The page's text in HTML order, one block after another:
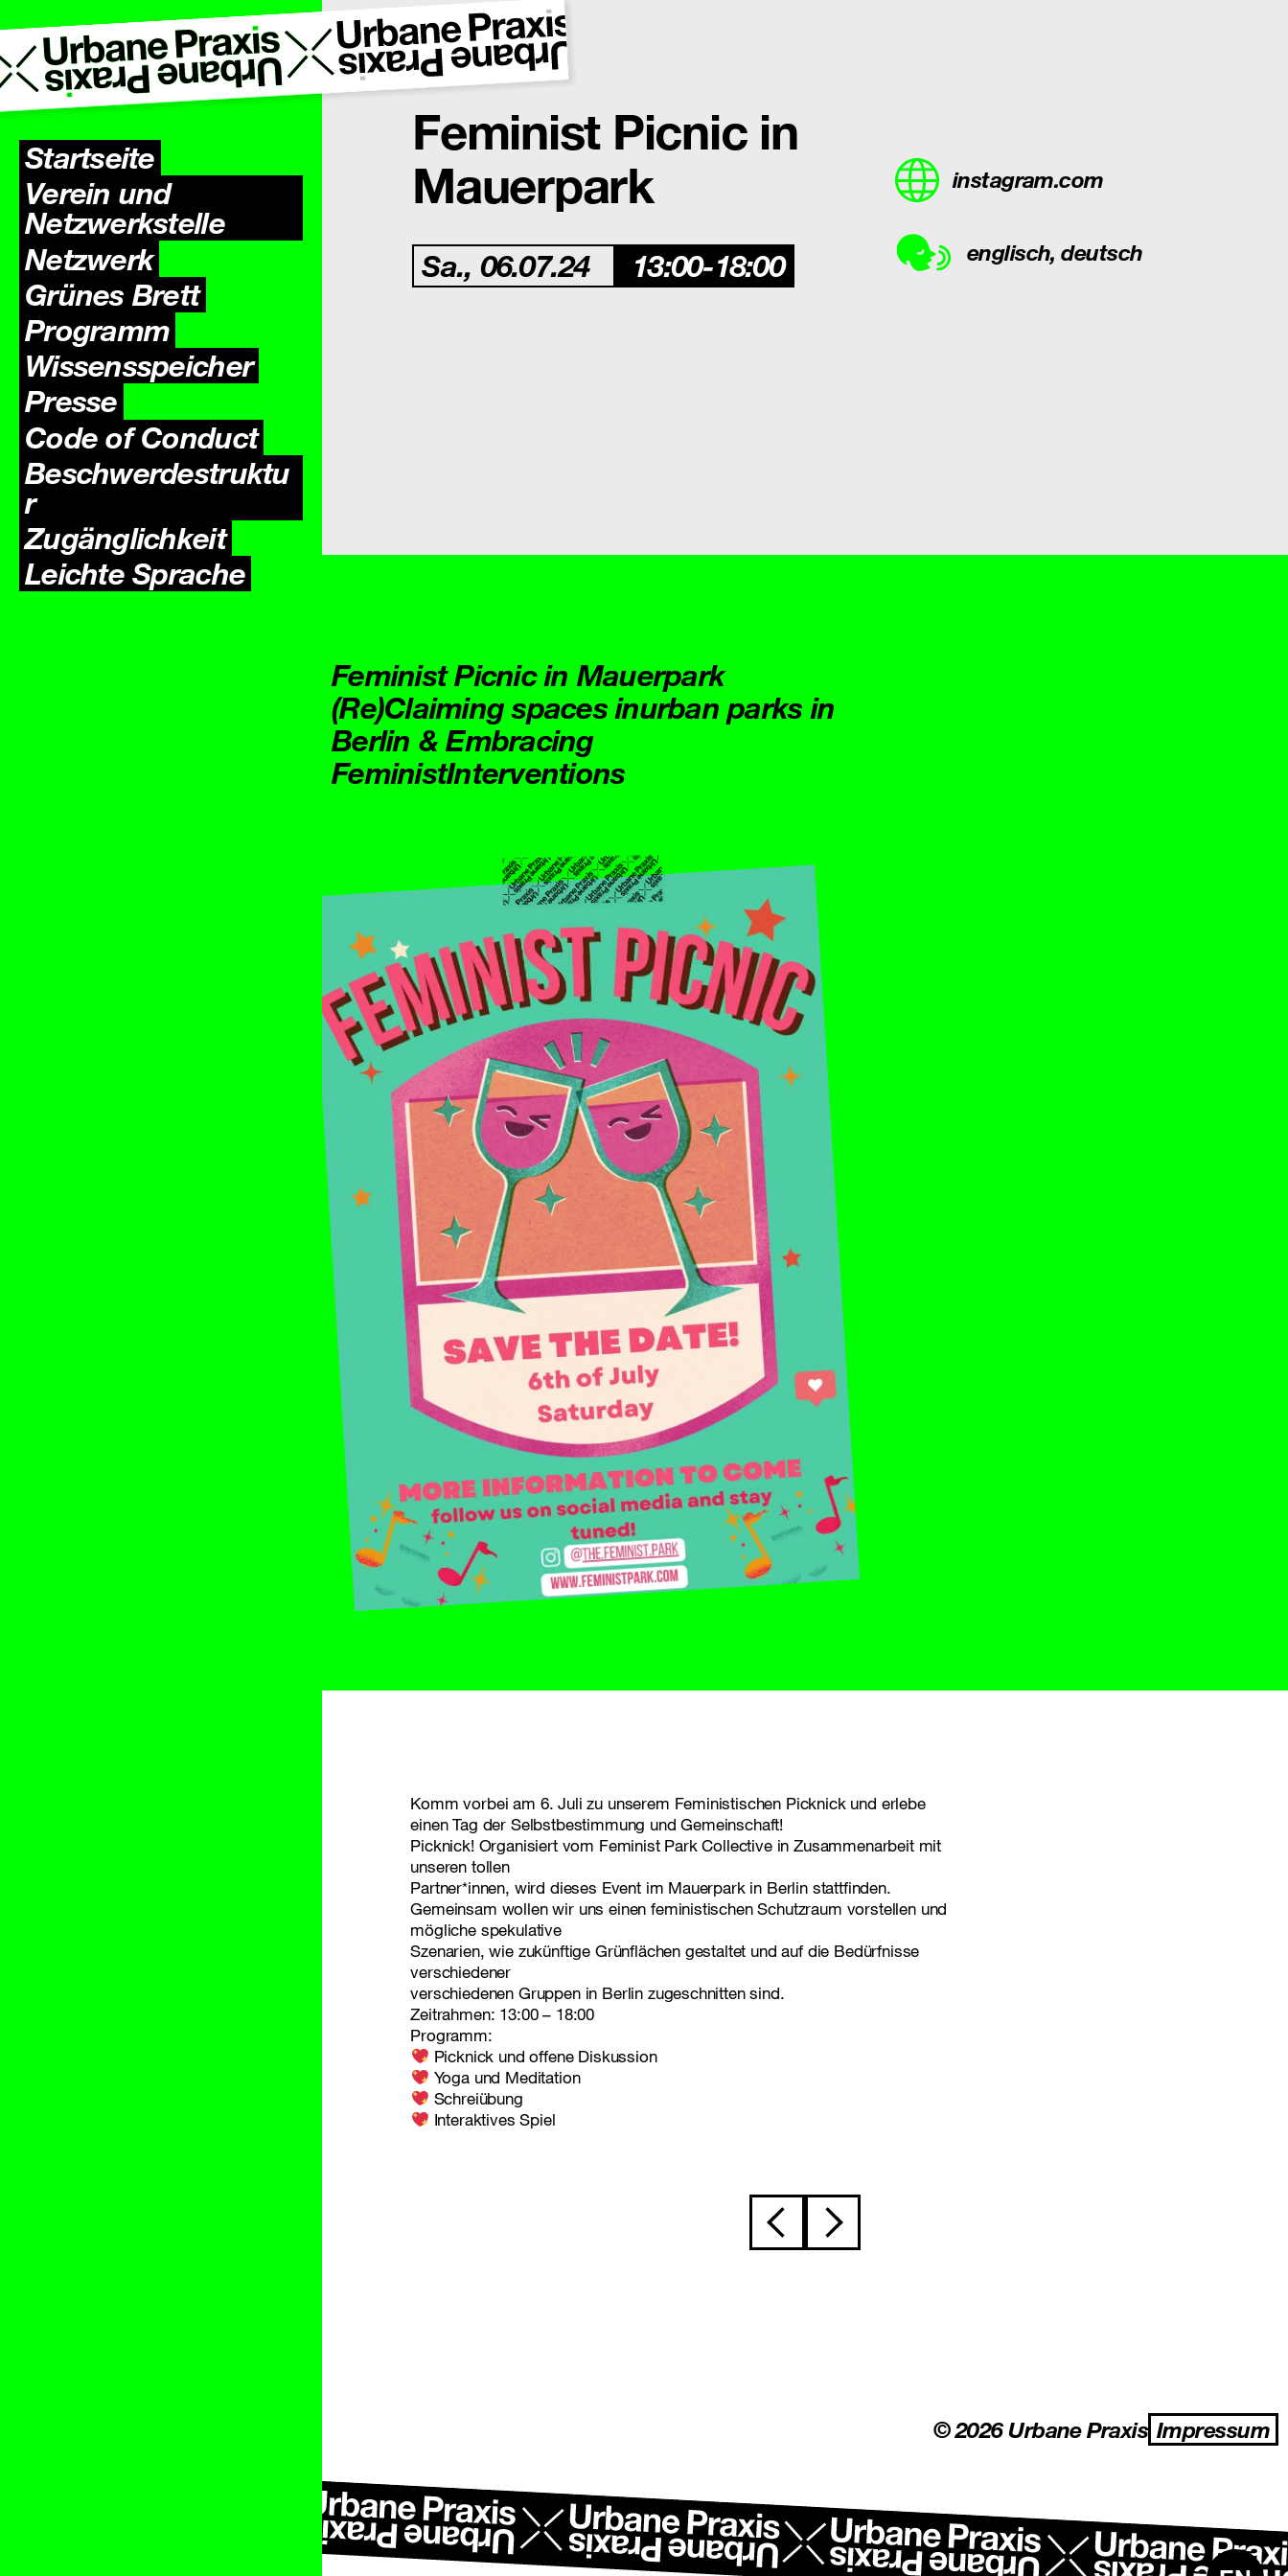
Startseite
Verein und
Netzwerkstelle
Netzwerk
Grünes Brett
Programm
Wissens­speicher
Presse
Code of Conduct
Beschwerdestruktu
r
Zugäng­lichkeit
Leichte Sprache
Feminist Picnic in
Mauerpark
Sa., 06.07.24 13:00-18:00
instagram.com
englisch, deutsch
Feminist Picnic in Mauerpark
(Re)Claiming spaces inurban parks in
Berlin & Embracing
FeministInterventions
Komm vorbei am 6. Juli zu unserem Feministischen Picknick und erlebe
einen Tag der Selbstbestimmung und Gemeinschaft!
Picknick! Organisiert vom Feminist Park Collective in Zusammenarbeit mit
unseren tollen
Partner*innen, wird dieses Event im Mauerpark in Berlin stattfinden.
Gemeinsam wollen wir uns einen feministischen Schutzraum vorstellen und
mögliche spekulative
Szenarien, wie zukünftige Grünflächen gestaltet und auf die Bedürfnisse
verschiedener
verschiedenen Gruppen in Berlin zugeschnitten sind.
Zeitrahmen: 13:00 – 18:00
Programm:
Picknick und offene Diskussion
Yoga und Meditation
Schreiübung
Interaktives Spiel
Beitragsnavigation
© 2026 Urbane Praxis Impressum